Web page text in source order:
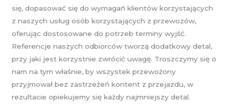
się, dopasować się do wymagań klientów korzystających
z naszych usług osób korzystających z przewozów,
oferując dostosowane do potrzeb terminy wyjść.
Referencje naszych odbiorców tworzą dodatkowy detal,
przy jaki jest korzystnie zwrócić uwagę. Troszczymy się o
nam na tym właśnie, by wszystek przewożony
przyjmował bez zastrzeżeń kontent z przejazdu, w
rezultacie opiekujemy się każdy najmniejszy detal.